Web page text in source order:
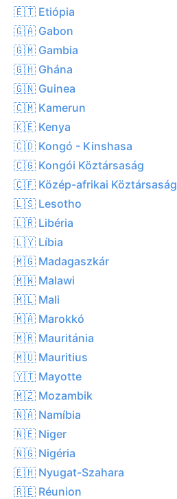
🇪🇹 Etiópia
🇬🇦 Gabon
🇬🇲 Gambia
🇬🇭 Ghána
🇬🇳 Guinea
🇨🇲 Kamerun
🇰🇪 Kenya
🇨🇩 Kongó - Kinshasa
🇨🇬 Kongói Köztársaság
🇨🇫 Közép-afrikai Köztársaság
🇱🇸 Lesotho
🇱🇷 Libéria
🇱🇾 Líbia
🇲🇬 Madagaszkár
🇲🇼 Malawi
🇲🇱 Mali
🇲🇦 Marokkó
🇲🇷 Mauritánia
🇲🇺 Mauritius
🇾🇹 Mayotte
🇲🇿 Mozambik
🇳🇦 Namíbia
🇳🇪 Niger
🇳🇬 Nigéria
🇪🇭 Nyugat-Szahara
🇷🇪 Réunion